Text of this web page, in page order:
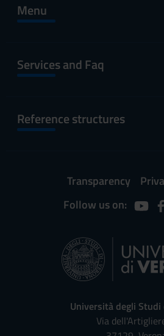
Menu
Services and Faq
Reference structures
Transparency
Follow us on:
Università degli Studi
Via